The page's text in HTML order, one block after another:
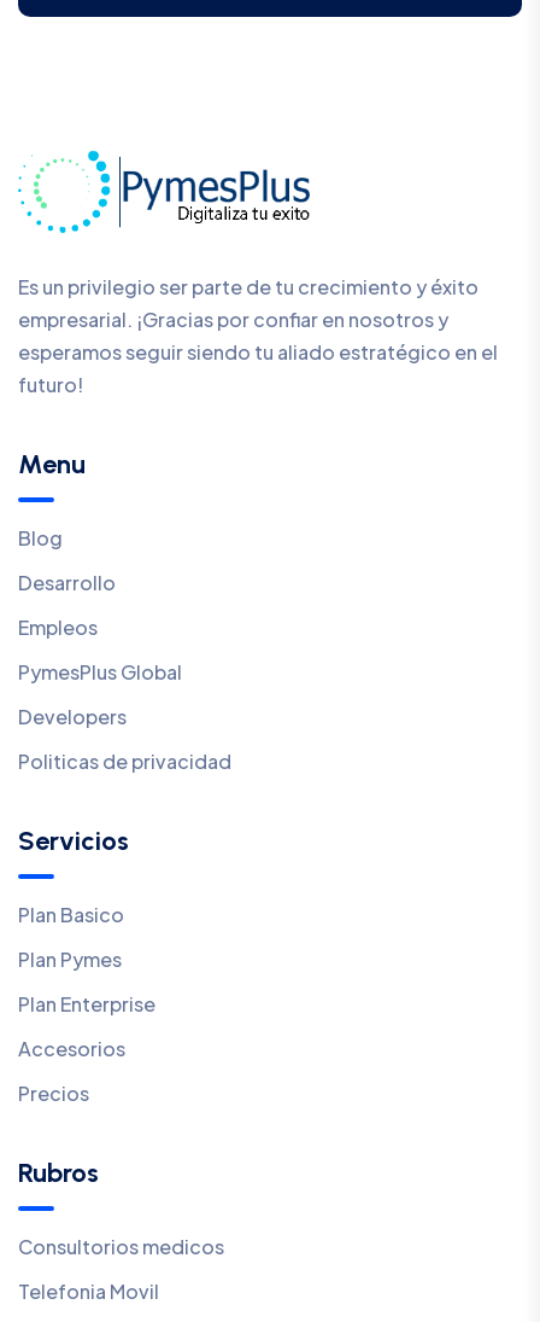
Es un privilegio ser parte de tu crecimiento y éxito
empresarial. ¡Gracias por confiar en nosotros y
esperamos seguir siendo tu aliado estratégico en el
futuro!
Menu
Blog
Desarrollo
Empleos
PymesPlus Global
Developers
Politicas de privacidad
Servicios
Plan Basico
Plan Pymes
Plan Enterprise
Accesorios
Precios
Rubros
Consultorios medicos
Telefonia Movil